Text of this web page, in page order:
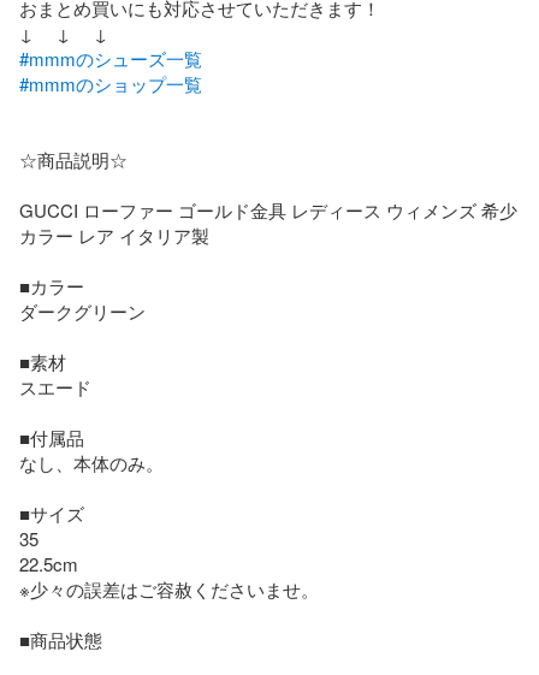
おまとめ買いにも対応させていただきます！
#mmmのシューズ一覧
#mmmのショップ一覧
☆商品説明☆
GUCCI ローファー ゴールド金具 レディース ウィメンズ 希少
カラー レア イタリア製
■カラー
ダークグリーン
■素材
スエード
■付属品
なし、本体のみ。
■サイズ
35
22.5cm
※少々の誤差はご容赦くださいませ。
■商品状態